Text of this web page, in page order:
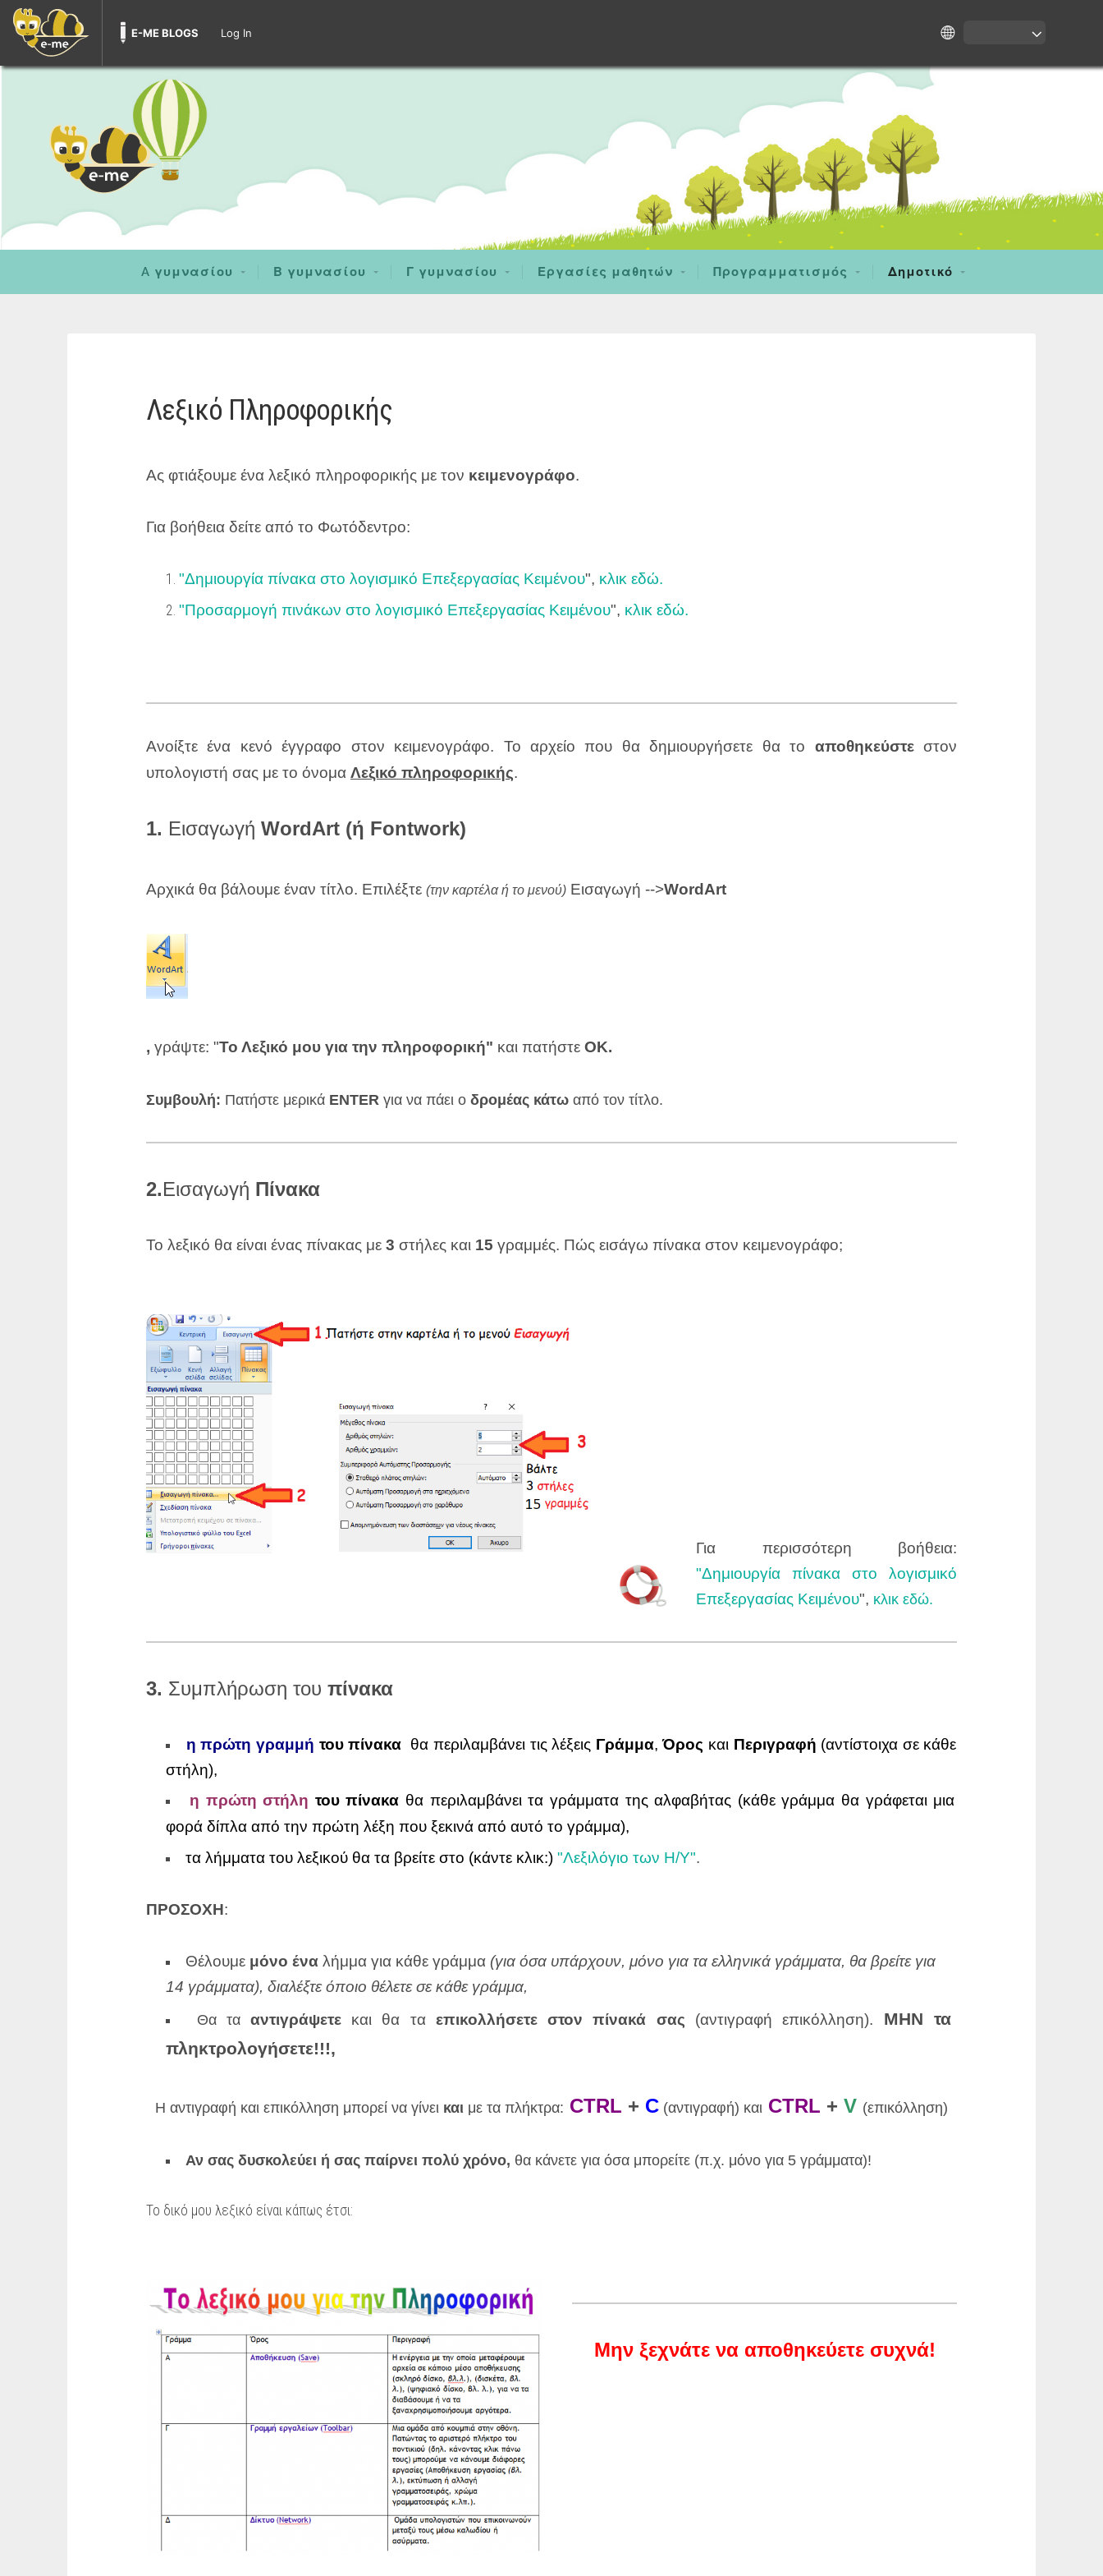
E-ME BLOGS Log In
A γυμνασίου Β γυμνασίου Γ γυμνασίου Εργασίες μαθητών Προγραμματισμός Δημοτικό
Λεξικό Πληροφορικής
Ας φτιάξουμε ένα λεξικό πληροφορικής με τον κειμενογράφο.
Για βοήθεια δείτε από το Φωτόδεντρο:
"Δημιουργία πίνακα στο λογισμικό Επεξεργασίας Κειμένου", κλικ εδώ.
"Προσαρμογή πινάκων στο λογισμικό Επεξεργασίας Κειμένου", κλικ εδώ.
Ανοίξτε ένα κενό έγγραφο στον κειμενογράφο. Το αρχείο που θα δημιουργήσετε θα το αποθηκεύστεστον
υπολογιστή σας με το όνομα Λεξικό πληροφορικής.
1. Εισαγωγή WordArt (ή Fontwork)
Αρχικά θα βάλουμε έναν τίτλο. Επιλέξτε (την καρτέλα ή το μενού) Εισαγωγή -->WordArt
, γράψτε: "Το Λεξικό μου για την πληροφορική" και πατήστε ΟΚ.
Συμβουλή: Πατήστε μερικά ENTER για να πάει ο δρομέας κάτω από τον τίτλο.
2.Εισαγωγή Πίνακα
Το λεξικό θα είναι ένας πίνακας με 3 στήλες και 15 γραμμές. Πώς εισάγω πίνακα στον κειμενογράφο;
Για περισσότερη βοήθεια:
"Δημιουργία πίνακα στο λογισμικό
Επεξεργασίας Κειμένου", κλικ εδώ.
3. Συμπλήρωση του πίνακα
η πρώτη γραμμή του πίνακα θα περιλαμβάνει τις λέξεις Γράμμα,Όρος και Περιγραφή (αντίστοιχα σε κάθε
στήλη),
η πρώτη στήλη του πίνακα θα περιλαμβάνει τα γράμματα της αλφαβήτας (κάθε γράμμα θα γράφεται μια
φορά δίπλα από την πρώτη λέξη που ξεκινά από αυτό το γράμμα),
τα λήμματα του λεξικού θα τα βρείτε στο (κάντε κλικ:) "Λεξιλόγιο των Η/Υ".
ΠΡΟΣΟΧΗ:
Θέλουμε μόνο έναλήμμα για κάθε γράμμα (για όσα υπάρχουν, μόνο για τα ελληνικά γράμματα, θα βρείτε για
14 γράμματα), διαλέξτε όποιο θέλετε σε κάθε γράμμα,
Θα τα αντιγράψετεκαι θα τα επικολλήσετε στον πίνακά σας (αντιγραφή επικόλληση). ΜΗΝ τα
πληκτρολογήσετε!!!,
Η αντιγραφή και επικόλληση μπορεί να γίνει και με τα πλήκτρα: CTRL + C (αντιγραφή) και CTRL + V (επικόλληση)
Αν σας δυσκολεύει ή σας παίρνει πολύ χρόνο, θα κάνετε για όσα μπορείτε (π.χ. μόνο για 5 γράμματα)!
Το δικό μου λεξικό είναι κάπως έτσι:
Μην ξεχνάτε να αποθηκεύετε συχνά!